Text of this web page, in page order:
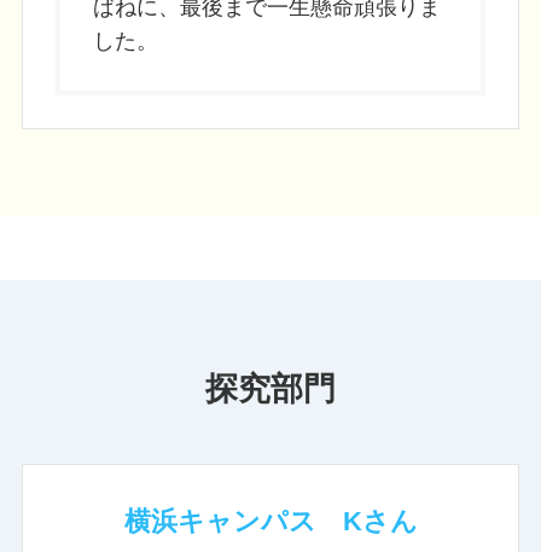
ばねに、最後まで一生懸命頑張りま
した。
探究部門
横浜キャンパス Kさん